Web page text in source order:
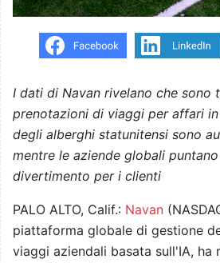
I dati di Navan rivelano che sono
prenotazioni di viaggi per affari
degli alberghi statunitensi sono
mentre le aziende globali
divertimento per i clienti
PALO ALTO, Calif.: Navan
piattaforma globale di gestione
viaggi aziendali basata sull'IA,